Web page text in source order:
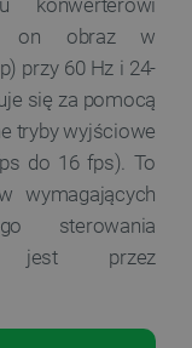
konwerterowi
on obraz w
przy 60 Hz i 24-
się za pomocą
tryby wyjściowe
do 16 fps). To
wymagających
sterowania
jest przez